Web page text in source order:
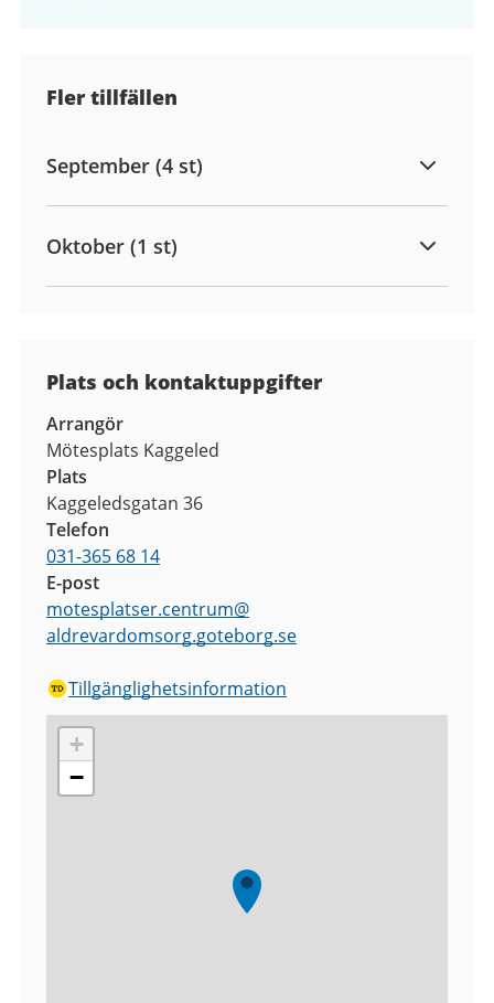
Fler tillfällen
September (4 st)
Oktober (1 st)
Plats och kontaktuppgifter
Arrangör
Mötesplats Kaggeled
Plats
Kaggeledsgatan 36
Telefon
031-365 68 14
E-post
motesplatser.centrum@
aldrevardomsorg.goteborg.se
Tillgänglighetsinformation
+
−